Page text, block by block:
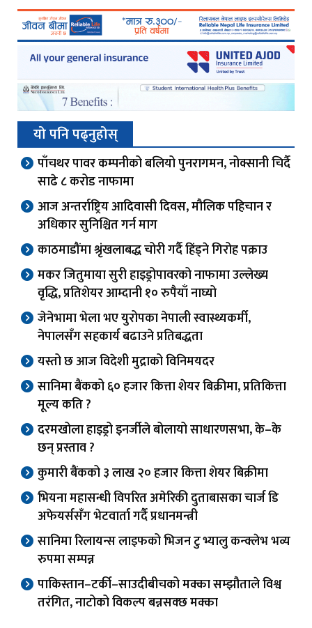
यो पनि पढ्नुहोस्
पाँचथर पावर कम्पनीको बलियो पुनरागमन, नोक्सानी चिर्दै
साढे ८ करोड नाफामा
आज अन्तर्राष्ट्रिय आदिवासी दिवस, मौलिक पहिचान र
अधिकार सुनिश्चित गर्न माग
काठमाडौंमा श्रृंखलाबद्ध चोरी गर्दै हिंड्ने गिरोह पक्राउ
मकर जितुमाया सुरी हाइड्रोपावरको नाफामा उल्लेख्य
वृद्धि, प्रतिशेयर आम्दानी १० रुपैयाँ नाघ्यो
जेनेभामा भेला भए युरोपका नेपाली स्वास्थ्यकर्मी,
नेपालसँग सहकार्य बढाउने प्रतिबद्धता
यस्तो छ आज विदेशी मुद्राको विनिमयदर
सानिमा बैंकको ६० हजार कित्ता शेयर बिक्रीमा, प्रतिकित्ता
मूल्य कति ?
दरमखोला हाइड्रो इनर्जीले बोलायो साधारणसभा, के–के
छन् प्रस्ताव ?
कुमारी बैंकको ३ लाख २० हजार कित्ता शेयर बिक्रीमा
भियना महासन्धी विपरित अमेरिकी दुताबासका चार्ज डि
अफेयर्ससँग भेटवार्ता गर्दै प्रधानमन्त्री
सानिमा रिलायन्स लाइफको भिजन टु भ्यालु कन्क्लेभ भव्य
रुपमा सम्पन्न
पाकिस्तान–टर्की–साउदीबीचको मक्का सम्झौताले विश्व
तरंगित, नाटोको विकल्प बन्नसक्छ मक्का